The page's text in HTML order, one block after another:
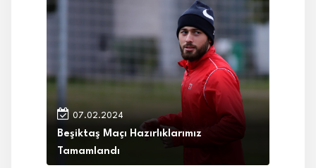
07.02.2024
Beşiktaş Maçı Hazırlıklarımız
Tamamlandı